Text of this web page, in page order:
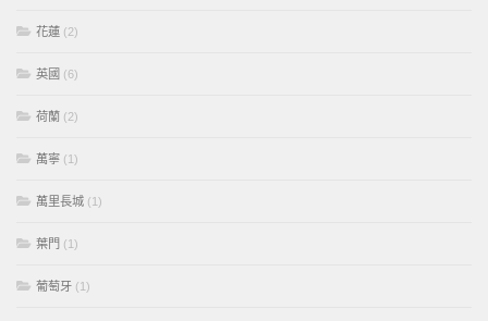
花蓮 (2)
英國 (6)
荷蘭 (2)
萬寧 (1)
萬里長城 (1)
葉門 (1)
葡萄牙 (1)